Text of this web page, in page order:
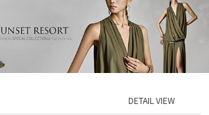
DETAIL VIEW